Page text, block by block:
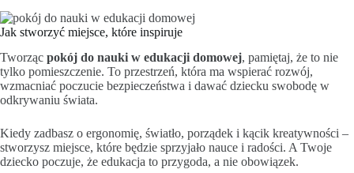
Jak stworzyć miejsce, które inspiruje
Tworząc pokój do nauki w edukacji domowej, pamiętaj, że to nie
tylko pomieszczenie. To przestrzeń, która ma wspierać rozwój,
wzmacniać poczucie bezpieczeństwa i dawać dziecku swobodę w
odkrywaniu świata.
Kiedy zadbasz o ergonomię, światło, porządek i kącik kreatywności –
stworzysz miejsce, które będzie sprzyjało nauce i radości. A Twoje
dziecko poczuje, że edukacja to przygoda, a nie obowiązek.